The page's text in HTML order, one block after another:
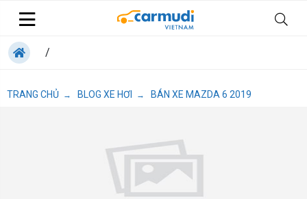
/
TRANG CHỦ → BLOG XE HƠI → BÁN XE MAZDA 6 2019